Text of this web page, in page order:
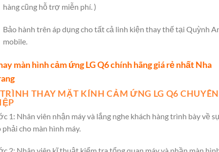
hàng cũng hỗ trợ miễn phí. )
Bảo hành trên áp dụng cho tất cả linh kiện thay thế tại Quỳnh
mobile.
màn hình cảm ứng LG Q6 chính hãng giá rẻ nhất Nha
THAY MẶT KÍNH CẢM ỨNG LG Q6 CHUYÊN
1: Nhân viên nhận máy và lắng nghe khách hàng trình bày về
phải cho màn hình máy.